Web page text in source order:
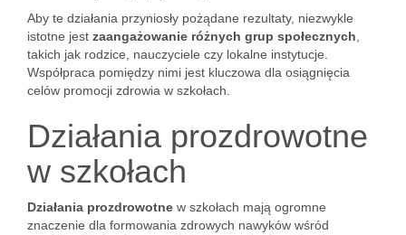
Aby te działania przyniosły pożądane rezultaty, niezwykle
istotne jest zaangażowanie różnych grup społecznych
takich jak rodzice, nauczyciele czy lokalne instytucje.
Współpraca pomiędzy nimi jest kluczowa dla osiągnięcia
celów promocji zdrowia w szkołach.
Działania prozdrowotne
w szkołach
Działania prozdrowotne w szkołach mają ogromne
znaczenie dla formowania zdrowych nawyków wśród